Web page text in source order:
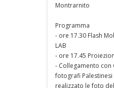
Montrarnito
Programma
- ore 17.30 Flash
LAB
- ore 17.45
- Collegamento con
fotografi Palestinesi
realizzato le foto